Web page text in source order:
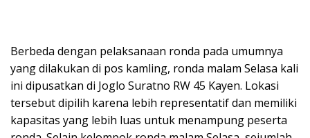
Berbeda dengan pelaksanaan ronda pada umumnya
yang dilakukan di pos kamling, ronda malam Selasa kali
ini dipusatkan di Joglo Suratno RW 45 Kayen. Lokasi
tersebut dipilih karena lebih representatif dan memiliki
kapasitas yang lebih luas untuk menampung peserta